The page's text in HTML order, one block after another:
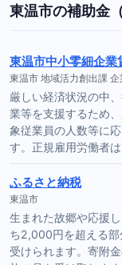
東温市の補助金
東温市中小零細企業
東温市 地域活力創出課
厳しい経済状況の中
業等を支援するため
象従業員の人数等に
す。正規雇用労働者
ふるさと納税
東温市
生まれた故郷や応援
ち2,000円を超える
受けられます。寄附